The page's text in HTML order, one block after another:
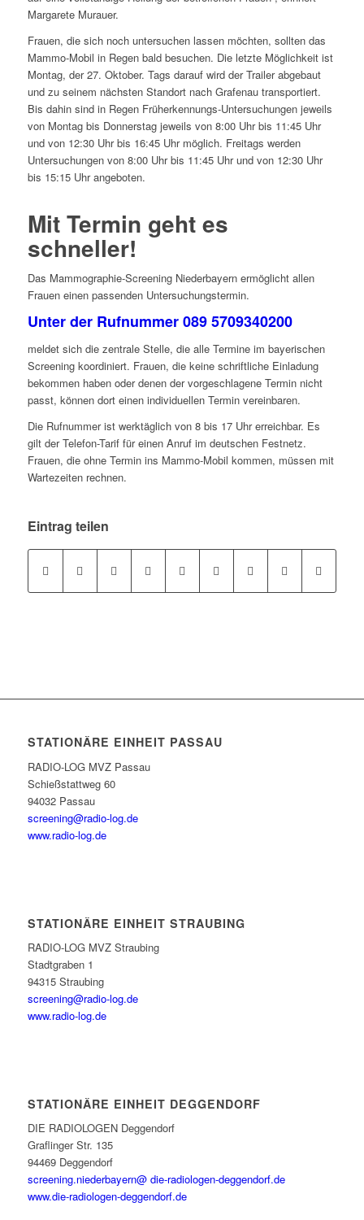
Margarete Murauer.
Frauen, die sich noch untersuchen lassen möchten, sollten das
Mammo-Mobil in Regen bald besuchen. Die letzte Möglichkeit ist
Montag, der 27. Oktober. Tags darauf wird der Trailer abgebaut
und zu seinem nächsten Standort nach Grafenau transportiert.
Bis dahin sind in Regen Früherkennungs-Untersuchungen jeweils
von Montag bis Donnerstag jeweils von 8:00 Uhr bis 11:45 Uhr
und von 12:30 Uhr bis 16:45 Uhr möglich. Freitags werden
Untersuchungen von 8:00 Uhr bis 11:45 Uhr und von 12:30 Uhr
bis 15:15 Uhr angeboten.
Mit Termin geht es
schneller!
Das Mammographie-Screening Niederbayern ermöglicht allen
Frauen einen passenden Untersuchungstermin.
Unter der Rufnummer 089 5709340200
meldet sich die zentrale Stelle, die alle Termine im bayerischen
Screening koordiniert. Frauen, die keine schriftliche Einladung
bekommen haben oder denen der vorgeschlagene Termin nicht
passt, können dort einen individuellen Termin vereinbaren.
Die Rufnummer ist werktäglich von 8 bis 17 Uhr erreichbar. Es
gilt der Telefon-Tarif für einen Anruf im deutschen Festnetz.
Frauen, die ohne Termin ins Mammo-Mobil kommen, müssen mit
Wartezeiten rechnen.
Eintrag teilen
STATIONÄRE EINHEIT PASSAU
RADIO-LOG MVZ Passau
Schießstattweg 60
94032 Passau
screening@radio-log.de
www.radio-log.de
STATIONÄRE EINHEIT STRAUBING
RADIO-LOG MVZ Straubing
Stadtgraben 1
94315 Straubing
screening@radio-log.de
www.radio-log.de
STATIONÄRE EINHEIT DEGGENDORF
DIE RADIOLOGEN Deggendorf
Graflinger Str. 135
94469 Deggendorf
screening.niederbayern@ die-radiologen-deggendorf.de
www.die-radiologen-deggendorf.de